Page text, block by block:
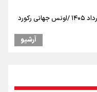
پیش‌بینی قیمت دلار، طلا و سکه جمعه ۱۶ مرداد ۱۴۰۵ /اونس جهانی رکورد
آمریکا را بازداشت کرد
اقتصادتان را به هم
آرشیو